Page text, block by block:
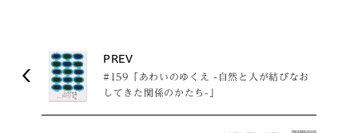
PREV
#159「あわいのゆくえ -自然と人が結びなお
してきた関係のかたち-」